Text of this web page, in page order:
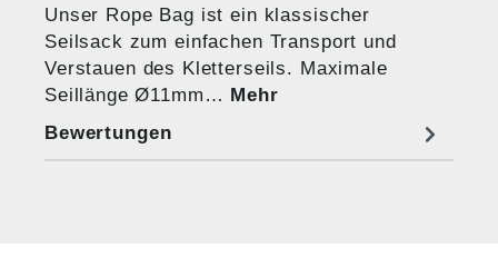
Unser Rope Bag ist ein klassischer
Seilsack zum einfachen Transport und
Verstauen des Kletterseils. Maximale
Seillänge Ø11mm… Mehr
Bewertungen